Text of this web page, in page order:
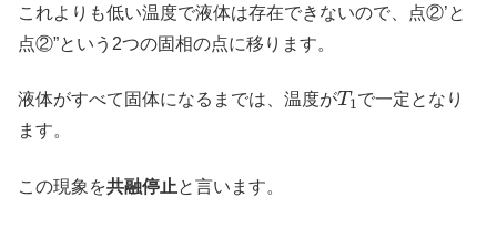
これよりも低い温度で液体は存在できないので、点②’と
点②”という2つの固相の点に移ります。
液体がすべて固体になるまでは、温度が
T1
で一定となり
ます。
この現象を共融停止と言います。